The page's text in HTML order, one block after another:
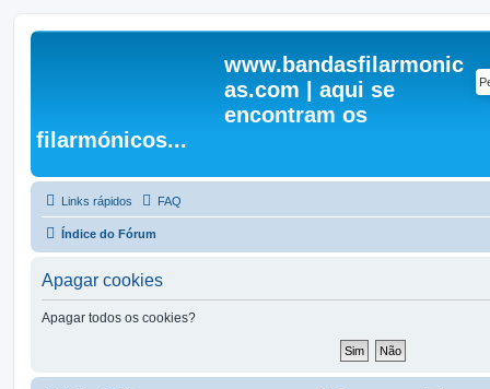
www.bandasfilarmonic
as.com | aqui se
encontram os
filarmónicos...
Links rápidos FAQ
Índice do Fórum
Apagar cookies
Apagar todos os cookies?